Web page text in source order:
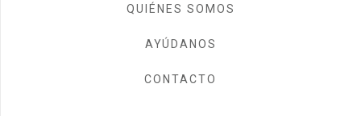
QUIÉNES SOMOS
AYÚDANOS
CONTACTO